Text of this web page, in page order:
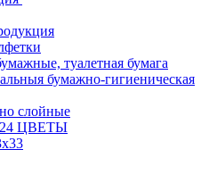
туалетная бумага
бумажно-гигиеническая
слойные
ЦВЕТЫ